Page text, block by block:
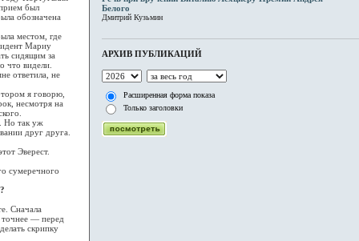
был
обозначена
местом, где
Мариу
сидящим за
что видели.
ответила, не
я говорю,
несмотря на
Но так уж
друг друга.
Эверест.
сумеречного
Сначала
точнее — перед
скрипку
Белого
Дмитрий Кузьмин
АРХИВ ПУБЛИКАЦИЙ
Расширенная форма показа
Только заголовки